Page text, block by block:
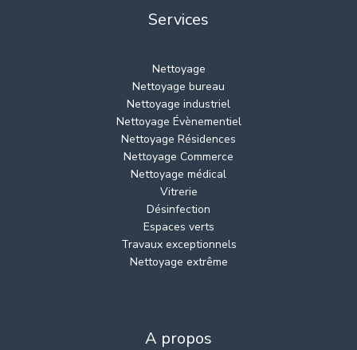
Services
Nettoyage
Nettoyage bureau
Nettoyage industriel
Nettoyage Évènementiel
Nettoyage Résidences
Nettoyage Commerce
Nettoyage médical
Vitrerie
Désinfection
Espaces verts
Travaux exceptionnels
Nettoyage extrême
A propos